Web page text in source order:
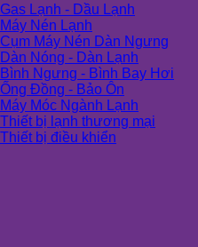
Gas Lạnh - Dầu Lạnh
Máy Nén Lạnh
Cụm Máy Nén Dàn Ngưng
Dàn Nóng - Dàn Lạnh
Bình Ngưng - Bình Bay Hơi
Ống Đồng - Bảo Ôn
Máy Móc Ngành Lạnh
Thiết bị lạnh thương mại
Thiết bị điều khiển